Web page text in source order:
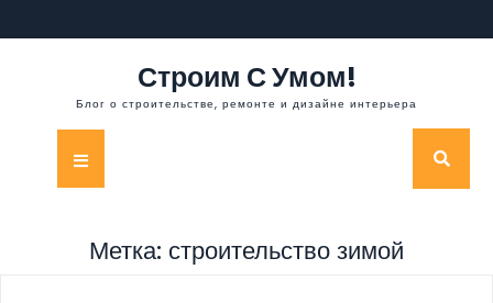
к
Строим С Умом!
Блог о строительстве, ремонте и дизайне интерьера
Кнопка
Метка: строительство зимой